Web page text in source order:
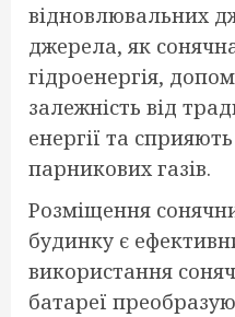
відновлювальних
джерела, як
гідроенергія,
залежність від
енергії та
парникових газів.
Розміщення
будинку є
використання
батареї